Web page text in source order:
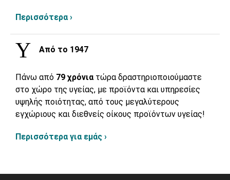
Περισσότερα ›
Από το 1947
Πάνω από 79 χρόνια τώρα δραστηριοποιούμαστε
στο χώρο της υγείας, με προϊόντα και υπηρεσίες
υψηλής ποιότητας, από τους μεγαλύτερους
εγχώριους και διεθνείς οίκους προϊόντων υγείας!
Περισσότερα για εμάς ›